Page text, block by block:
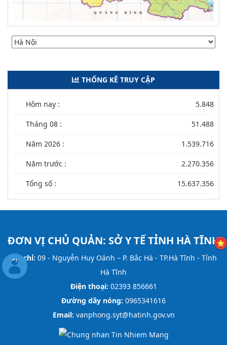
THỐNG KÊ TRUY CẬP
Hôm nay : 5.848
Tháng 08 : 51.488
Năm 2026 : 1.539.716
Năm trước : 2.270.356
Tổng số : 15.637.356
ĐƠN VỊ CHỦ QUẢN: SỞ Y TẾ TỈNH HÀ TĨNH
Địa chỉ: 09 - Nguyễn Huy Oánh – P. Bắc Hà - TP.Hà Tĩnh - Tỉnh
Hà Tĩnh
Điện thoại: 02393 856661
Đường dây nóng: 0965341616
Email: vanphong.syt@hatinh.gov.vn